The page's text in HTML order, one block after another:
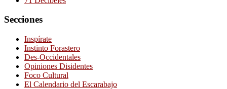
Secciones
Inspírate
Instinto Forastero
Des-Occidentales
Opiniones Disidentes
Foco Cultural
El Calendario del Escarabajo